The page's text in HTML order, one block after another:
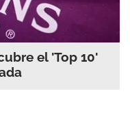
el 'Top 10'